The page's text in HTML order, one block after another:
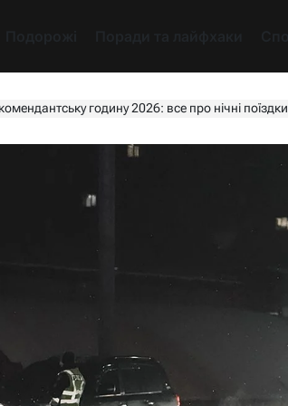
годину 2026: все про нічні поїздки